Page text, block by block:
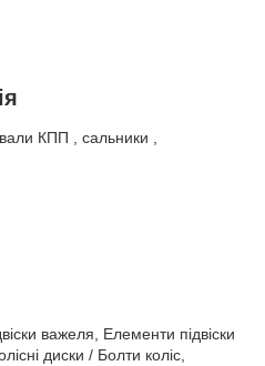
КПП , сальники ,
важеля, Елементи підвіски
диски / Болти коліс,